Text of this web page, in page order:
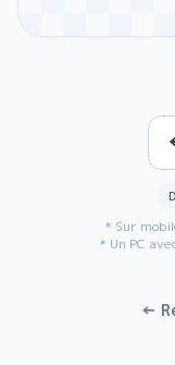
Espace /
Flèches /
* Sur
* Un PC
←